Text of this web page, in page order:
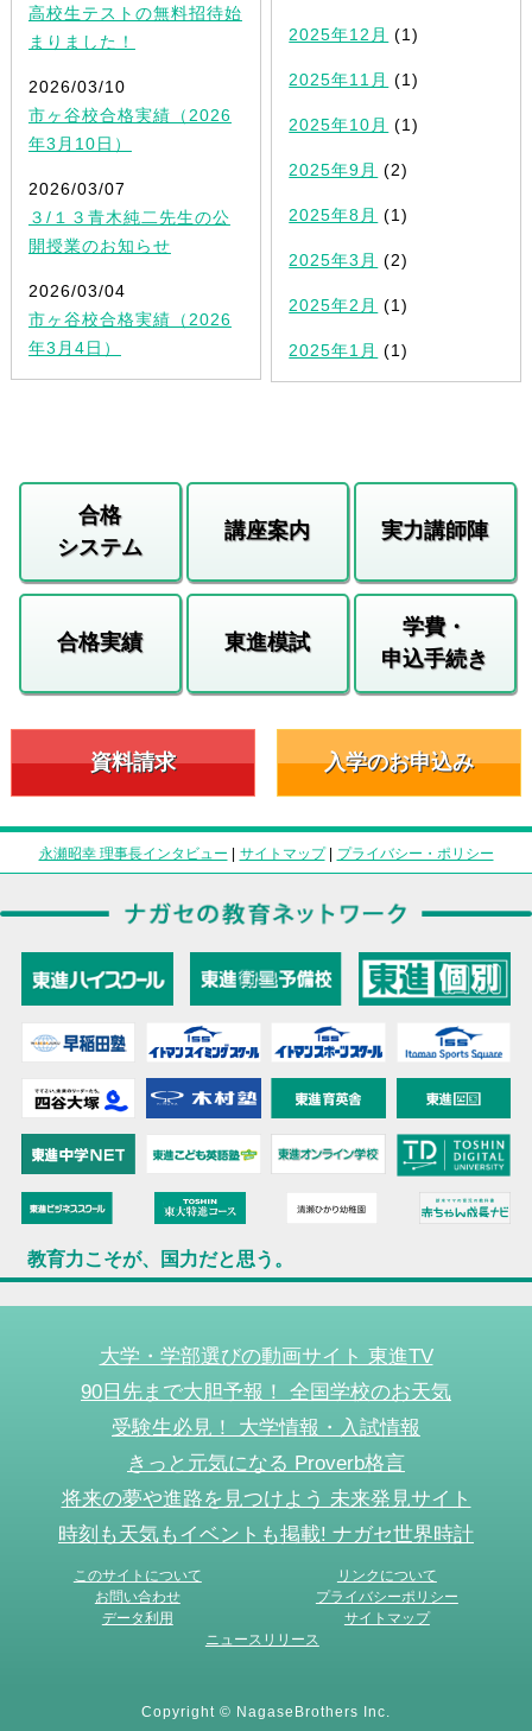
高校生テストの無料招待始
まりました！
2026/03/10
市ヶ谷校合格実績（2026
年3月10日）
2026/03/07
３/１３青木純二先生の公
開授業のお知らせ
2026/03/04
市ヶ谷校合格実績（2026
年3月4日）
2025年12月 (1)
2025年11月 (1)
2025年10月 (1)
2025年9月 (2)
2025年8月 (1)
2025年3月 (2)
2025年2月 (1)
2025年1月 (1)
合格
システム
講座案内 実力講師陣
合格実績 東進模試
学費・
申込手続き
資料請求 入学のお申込み
永瀬昭幸 理事長インタビュー | サイトマップ| プライバシー・ポリシー
教育力こそが、国力だと思う。
大学・学部選びの動画サイト 東進TV
90日先まで大胆予報！ 全国学校のお天気
受験生必見！ 大学情報・入試情報
きっと元気になる Proverb格言
将来の夢や進路を見つけよう 未来発見サイト
時刻も天気もイベントも掲載! ナガセ世界時計
このサイトについて
リンクについて
お問い合わせ
プライバシーポリシー
データ利用
サイトマップ
ニュースリリース
Copyright © NagaseBrothers Inc.